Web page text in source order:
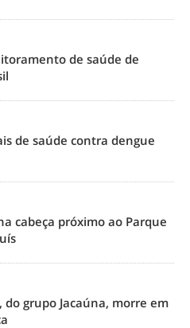
de saúde de
de saúde contra dengue
cabeça próximo ao Parque
grupo Jacaúna, morre em